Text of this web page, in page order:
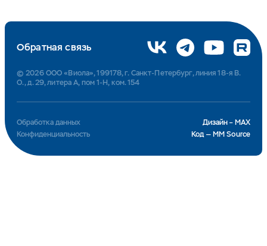
Дизайн – MAX
Обработка данных
Код — MM Source
Конфиденциальность
Обратная связь
© 2026 ООО «Виола», 199178, г. Санкт-Петербург, линия 18-я В.
О., д. 29, литера А, пом 1-Н, ком. 154